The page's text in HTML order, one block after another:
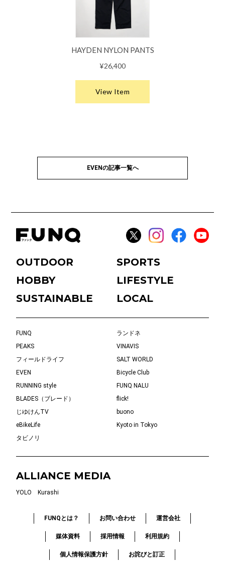
EVENの記事一覧へ
OUTDOOR
SPORTS
HOBBY
LIFESTYLE
SUSTAINABLE
LOCAL
FUNQ
ランドネ
PEAKS
VINAVIS
フィールドライフ
SALT WORLD
EVEN
Bicycle Club
RUNNING style
FUNQ NALU
BLADES（ブレード）
flick!
じゆけんTV
buono
eBikeLife
Kyoto in Tokyo
タビノリ
ALLIANCE MEDIA
YOLO Kurashi
FUNQとは？ お問い合わせ 運営会社
媒体資料 採用情報 利用規約
個人情報保護方針 お詫びと訂正